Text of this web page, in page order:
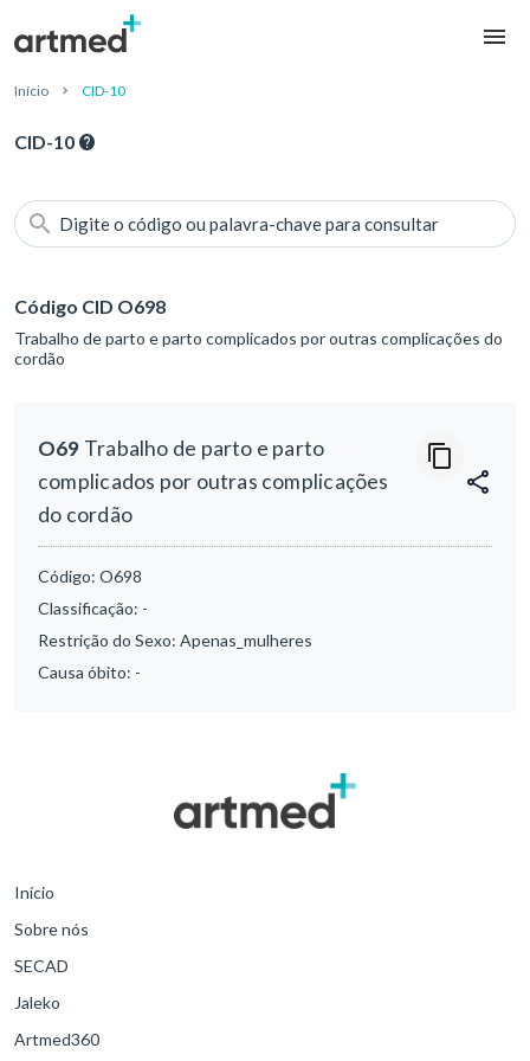
Início CID-10
CID-10
Digite o código ou palavra-chave para consultar
Código CID O698
Trabalho de parto e parto complicados por outras complicações do
cordão
O69 Trabalho de parto e parto
complicados por outras complicações
do cordão
Código: O698
Classificação: -
Restrição do Sexo: Apenas_mulheres
Causa óbito: -
Início
Sobre nós
SECAD
Jaleko
Artmed360